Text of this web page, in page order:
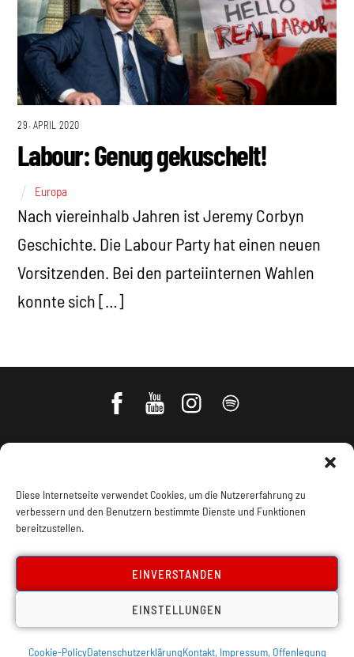
Diese Internetseite verwendet Cookies, um die Nutzererfahrung zu
verbessern und den Benutzern bestimmte Dienste und Funktionen
bereitzustellen.
EINVERSTANDEN
EINSTELLUNGEN
Cookie-PolicyDatenschutzerklärungKontakt, Impressum, Offenlegung
29. APRIL 2020
Labour: Genug gekuschelt!
Europa
Nach viereinhalb Jahren ist Jeremy Corbyn
Geschichte. Die Labour Party hat einen neuen
Vorsitzenden. Bei den parteiinternen Wahlen
konnte sich […]
Impressum, Offenlegung Cookie Policy
Datenschutz Kontakt